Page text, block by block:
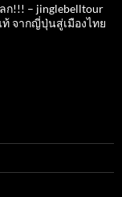
ก!!! – jinglebelltour
จากญี่ปุ่นสู่เมืองไทย